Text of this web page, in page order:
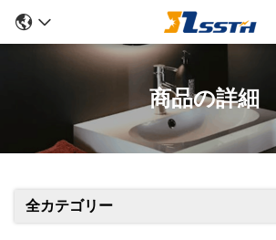
商品の詳細
全カテゴリー